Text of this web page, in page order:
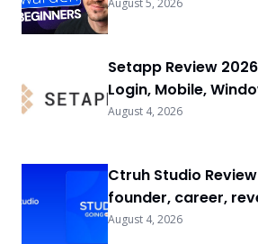
August 5, 2026
Setapp Review
Login, Mobile,
FAQs
August 4, 2026
Ctruh Studio
founder, career,
background & FAQs
August 4, 2026